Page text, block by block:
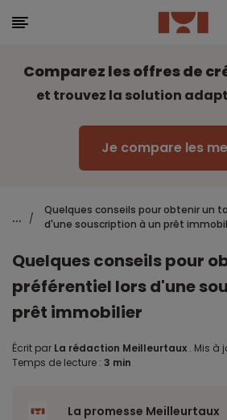
Comparez les offres de
et trouvez la solution
Je compare les
... /
Quelques conseils pour obtenir un
d'une souscription à un prêt
Quelques conseils pour
préférentiel lors d'une
prêt immobilier
Écrit par La rédaction Meilleurtaux . Mis à
Temps de lecture : 3 min
La promesse Meilleurtaux